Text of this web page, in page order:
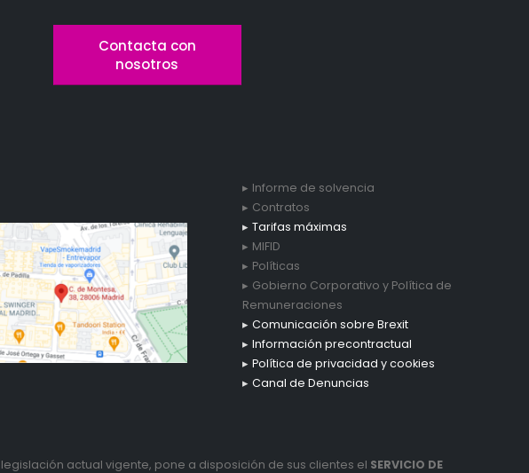
Contacta con
nosotros
Informe de solvencia
Contratos
Tarifas máximas
MIFID
Políticas
Gobierno Corporativo y Política de
Remuneraciones
Comunicación sobre Brexit
Información precontractual
Política de privacidad y cookies
Canal de Denuncias
actual vigente, pone a disposición de sus clientes el SERVICIO DE